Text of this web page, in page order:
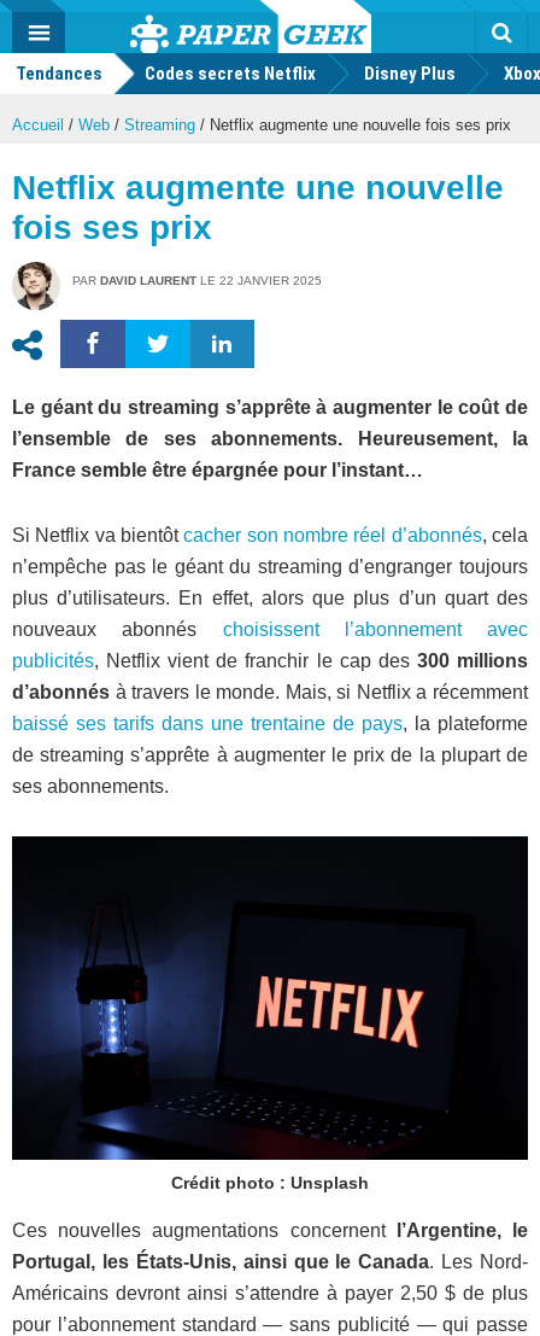
Actu
geek
MENU
Tendances Codes secrets Netflix Disney Plus
Accueil / Web / Streaming / Netflix augmente une nouvelle fois ses prix
Netflix augmente une nouvelle
fois ses prix
PAR DAVID LAURENT LE 22 JANVIER 2025
Le géant du streaming s’apprête à augmenter le coût de
l’ensemble de ses abonnements. Heureusement, la
France semble être épargnée pour l’instant…
Si Netflix va bientôtcacher son nombre réel d’abonnés, cela
n’empêche pas le géant du streaming d’engranger toujours
plus d’utilisateurs. En effet, alors que plus d’un quart des
nouveaux abonnés choisissent l’abonnement avec
publicités, Netflix vient de franchir le cap des 300 millions
d’abonnés à travers le monde. Mais, si Netflix a récemment
baissé ses tarifs dans une trentaine de pays, la plateforme
de streaming s’apprête à augmenter le prix de la plupart de
ses abonnements.
Crédit photo : Unsplash
Ces nouvelles augmentations concernent
l’Argentine, le
Portugal, les États-Unis, ainsi que le Canada. Les Nord-
Américains devront ainsi s’attendre à payer 2,50 $ de plus
pour l’abonnement standard — sans publicité — qui passe
Mode
FacebookTwitter Youtube